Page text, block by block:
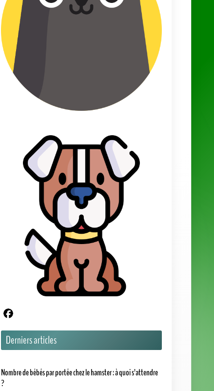
Derniers articles
Nombre de bébés par portée chez le hamster : à quoi s’attendre
?